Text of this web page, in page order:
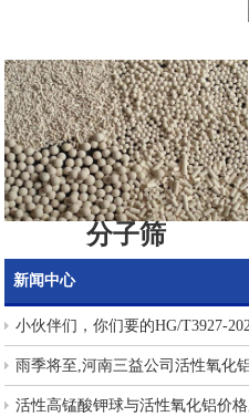
分子筛
新闻中心
小伙伴们，你们要的HG/T3927-
雨季将至,河南三益公司活性氧化
活性高锰酸钾球与活性氧化铝价